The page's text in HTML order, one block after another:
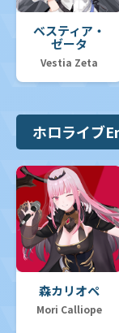
ベスティア・
ゼータ
Vestia Zeta
ホロライブ
森カリオペ
Mori Calliope